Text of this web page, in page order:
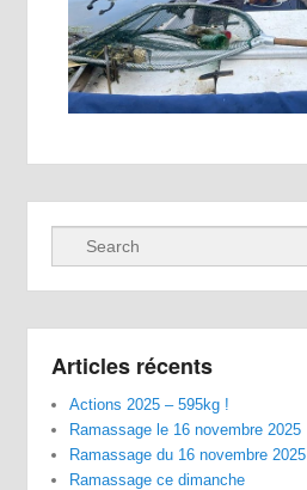
Recherche
Articles récents
Actions 2025 – 595kg !
Ramassage le 16 novembre 2025
Ramassage du 16 novembre 2025
Ramassage ce dimanche